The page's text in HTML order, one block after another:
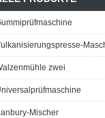
zwei
Mischer